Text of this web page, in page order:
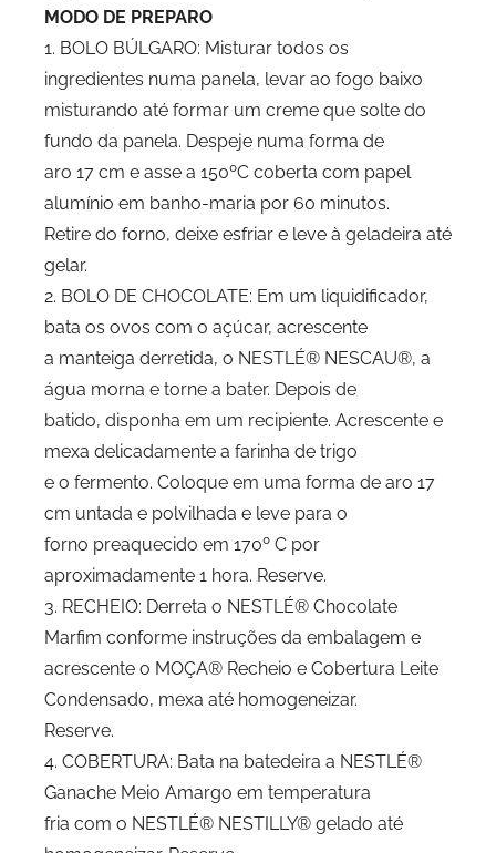
MODO DE PREPARO
1. BOLO BÚLGARO: Misturar todos os
ingredientes numa panela, levar ao fogo baixo
misturando até formar um creme que solte do
fundo da panela. Despeje numa forma de
aro 17 cm e asse a 150ºC coberta com papel
alumínio em banho-maria por 60 minutos.
Retire do forno, deixe esfriar e leve à geladeira até
gelar.
2. BOLO DE CHOCOLATE: Em um liquidificador,
bata os ovos com o açúcar, acrescente
a manteiga derretida, o NESTLÉ® NESCAU®, a
água morna e torne a bater. Depois de
batido, disponha em um recipiente. Acrescente e
mexa delicadamente a farinha de trigo
e o fermento. Coloque em uma forma de aro 17
cm untada e polvilhada e leve para o
forno preaquecido em 170º C por
aproximadamente 1 hora. Reserve.
3. RECHEIO: Derreta o NESTLÉ® Chocolate
Marfim conforme instruções da embalagem e
acrescente o MOÇA® Recheio e Cobertura Leite
Condensado, mexa até homogeneizar.
Reserve.
4. COBERTURA: Bata na batedeira a NESTLÉ®
Ganache Meio Amargo em temperatura
fria com o NESTLÉ® NESTILLY® gelado até